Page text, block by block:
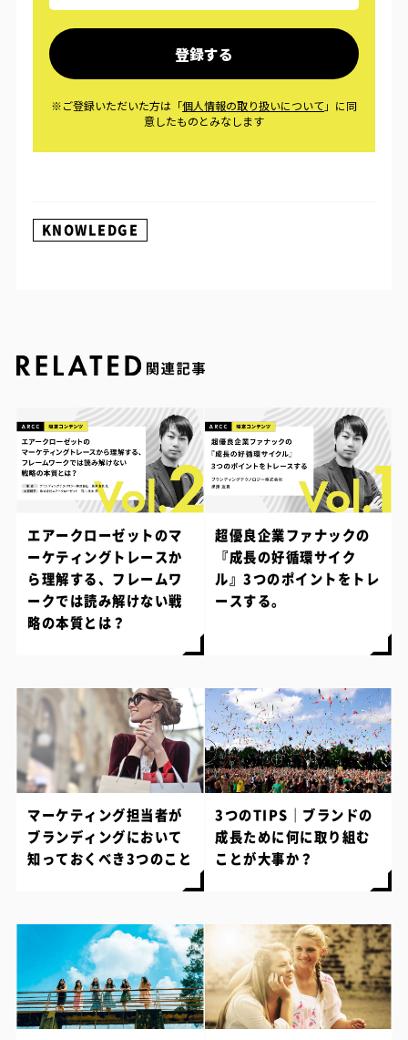
KNOWLEDGE
エアークローゼットのマ
ーケティングトレースか
ら理解する、フレームワ
ークでは読み解けない戦
略の本質とは？
超優良企業ファナックの
『成長の好循環サイク
ル』3つのポイントをトレ
ースする。
マーケティング担当者が
ブランディングにおいて
知っておくべき3つのこと
3つのTIPS｜ブランドの
成長ために何に取り組む
ことが大事か？